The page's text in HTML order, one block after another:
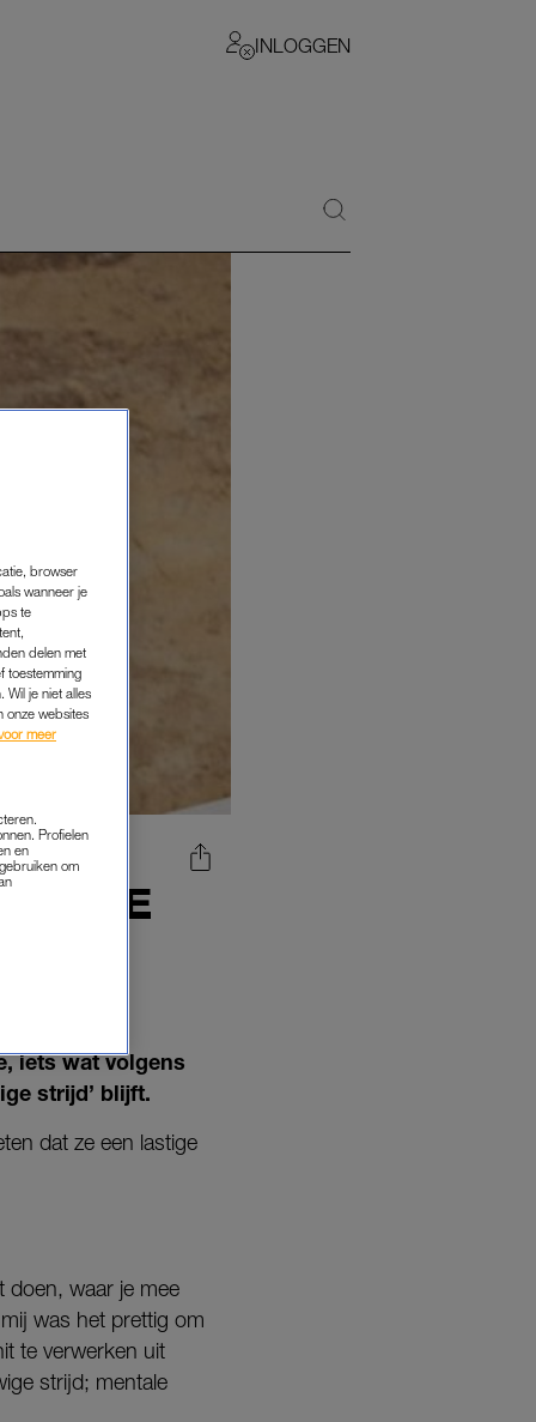
INLOGGEN
iets wat volgens
strijd’ blijft.
dat ze een lastige
doen, waar je mee
was het prettig om
te verwerken uit
strijd; mentale
browser
wanneer je
te
delen met
toestemming
Wil je niet alles
onze websites
meer
Profielen
en
om